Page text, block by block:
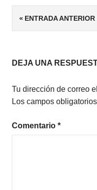
ETIQUETAS
FANTASÍA
Navegación
entradas
ENTRADA ANTERIOR
DEJA UNA
Tu dirección de correo
Los campos
Comentario *